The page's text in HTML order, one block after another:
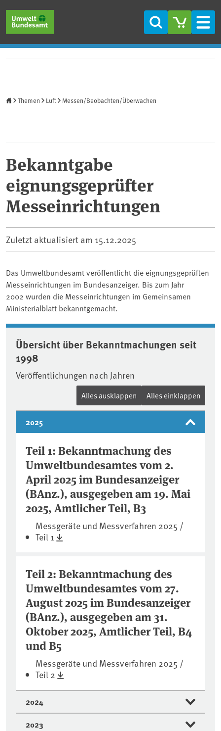
Suche
Themen Luft Messen/Beobachten/Überwachen
Bekanntgabe
eignungsgeprüfter
Messeinrichtungen
Zuletzt aktualisiert am 15.12.2025
Das Umweltbundesamt veröffentlicht die eignungsgeprüften
Messeinrichtungen im Bundesanzeiger. Bis zum Jahr
2002 wurden die Messeinrichtungen im Gemeinsamen
Ministerialblatt bekanntgemacht.
Übersicht über Bekanntmachungen seit
1998
Veröffentlichungen nach Jahren
Alles ausklappen Alles einklappen
2025
Teil 1: Bekanntmachung des
Umweltbundesamtes vom 2.
April 2025 im Bundesanzeiger
(BAnz.), ausgegeben am 19. Mai
2025, Amtlicher Teil, B3
Messgeräte und Messverfahren 2025 /
Teil 1
Teil 2: Bekanntmachung des
Umweltbundesamtes vom 27.
August 2025 im Bundesanzeiger
(BAnz.), ausgegeben am 31.
Oktober 2025, Amtlicher Teil, B4
und B5
Messgeräte und Messverfahren 2025 /
Teil 2
2024
2023